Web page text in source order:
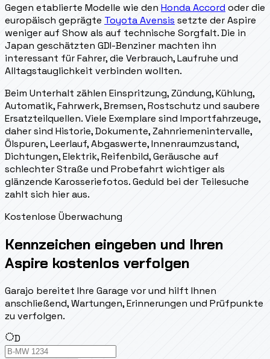
Gegen etablierte Modelle wie den Honda Accord oder die
europäisch geprägte Toyota Avensis setzte der Aspire
weniger auf Show als auf technische Sorgfalt. Die in
Japan geschätzten GDI-Benziner machten ihn
interessant für Fahrer, die Verbrauch, Laufruhe und
Alltagstauglichkeit verbinden wollten.
Beim Unterhalt zählen Einspritzung, Zündung, Kühlung,
Automatik, Fahrwerk, Bremsen, Rostschutz und saubere
Ersatzteilquellen. Viele Exemplare sind Importfahrzeuge,
daher sind Historie, Dokumente, Zahnriemenintervalle,
Ölspuren, Leerlauf, Abgaswerte, Innenraumzustand,
Dichtungen, Elektrik, Reifenbild, Geräusche auf
schlechter Straße und Probefahrt wichtiger als
glänzende Karosseriefotos. Geduld bei der Teilesuche
zahlt sich hier aus.
Kostenlose Überwachung
Kennzeichen eingeben und Ihren
Aspire kostenlos verfolgen
Garajo bereitet Ihre Garage vor und hilft Ihnen
anschließend, Wartungen, Erinnerungen und Prüfpunkte
zu verfolgen.
D